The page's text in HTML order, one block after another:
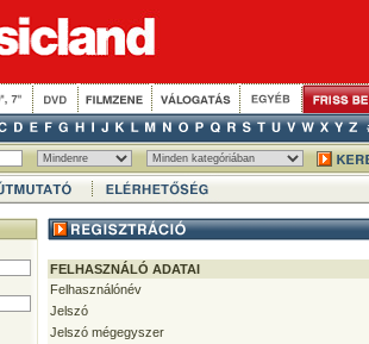
FELHASZNÁLÓ ADATAI
Felhasználónév
Jelszó
Jelszó mégegyszer